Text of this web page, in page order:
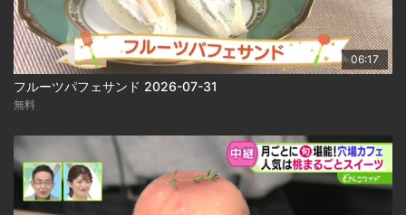
06:17
フルーツパフェサンド 2026-07-31
無料